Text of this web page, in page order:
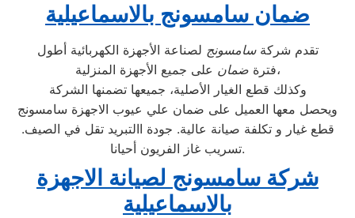
ضمان سامسونج بالاسماعيلية
تقدم شركةسامسونج لصناعة الأجهزة الكهربائية أطول
فترةضمان
على جميع الأجهزة المنزلية،
وكذلك قطع الغيار الأصلية، جميعها تضمنها الشركة
ويحصل معها العميل على ضمان علي عيوب الاجهزة سامسونج
قطع غيار و تكلفة صيانة عالية. جودة االتبريد تقل في الصيف.
تسريب غاز الفريون أحيانا.
شركة سامسونج لصيانة الاجهزة
بالاسماعيلية